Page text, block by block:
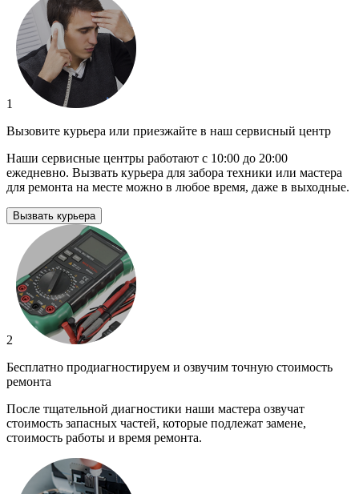
1
Вызовите курьера или приезжайте в наш сервисный центр
Наши сервисные центры работают с 10:00 до 20:00
ежедневно. Вызвать курьера для забора техники или мастера
для ремонта на месте можно в любое время, даже в выходные.
Вызвать курьера
2
Бесплатно продиагностируем и озвучим точную стоимость
ремонта
После тщательной диагностики наши мастера озвучат
стоимость запасных частей, которые подлежат замене,
стоимость работы и время ремонта.